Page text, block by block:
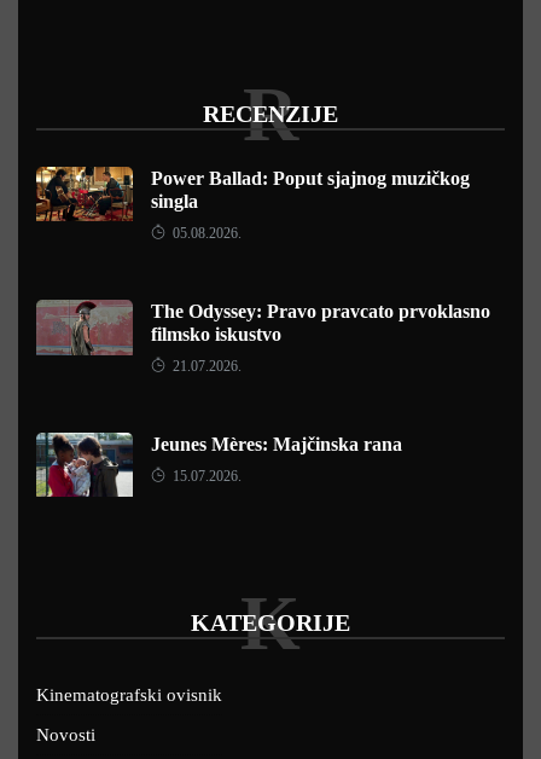
RECENZIJE
R
Power Ballad: Poput sjajnog muzičkog
singla
05.08.2026.
The Odyssey: Pravo pravcato prvoklasno
filmsko iskustvo
21.07.2026.
Jeunes Mères: Majčinska rana
15.07.2026.
KATEGORIJE
K
Kinematografski ovisnik
Novosti